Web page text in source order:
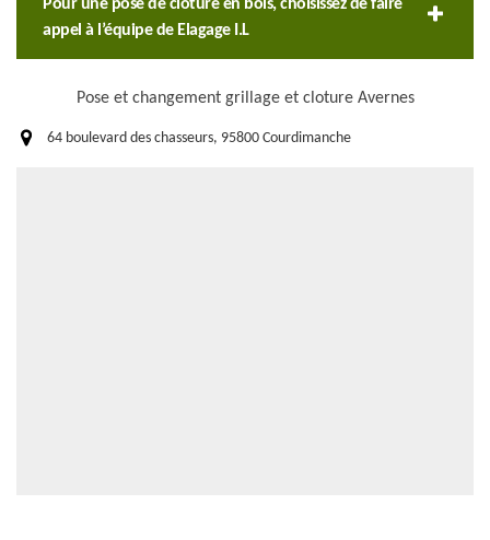
Pour une pose de clôture en bois, choisissez de faire
appel à l’équipe de Elagage I.L
Pose et changement grillage et cloture Avernes
64 boulevard des chasseurs, 95800 Courdimanche